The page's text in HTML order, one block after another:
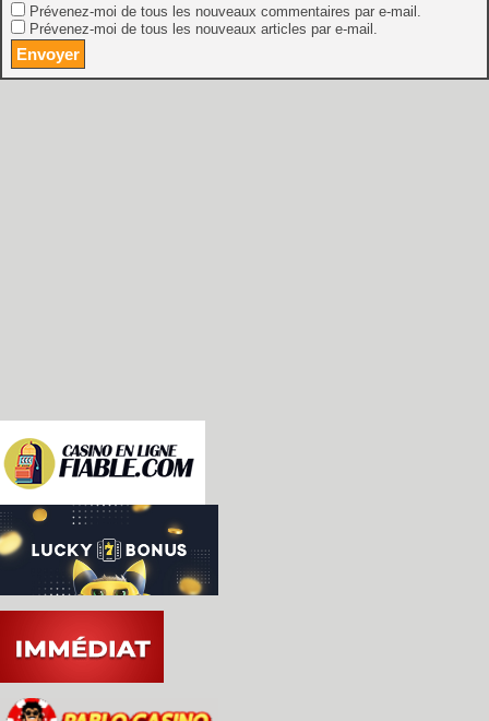
Prévenez-moi de tous les nouveaux commentaires par e-mail.
Prévenez-moi de tous les nouveaux articles par e-mail.